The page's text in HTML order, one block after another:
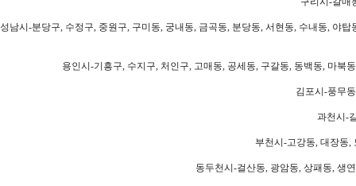
성남시-분당구, 수정구, 중원구, 구미동, 궁내동, 금곡동, 분당동, 서현동, 수내동, 야
용인시-기흥구, 수지구, 처인구, 고매동, 공세동, 구갈동, 동백동, 마북
김포시-풍무
과천시-
부천시-고강동, 대장동,
동두천시-걸산동, 광암동, 상패동, 생